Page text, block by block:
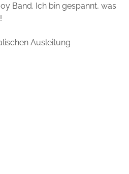
Band. Ich bin gespannt, was
Ausleitung